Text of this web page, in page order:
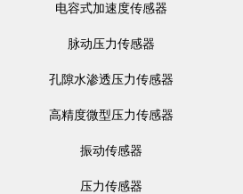
电容式加速度传感器
脉动压力传感器
孔隙水渗透压力传感器
高精度微型压力传感器
振动传感器
压力传感器